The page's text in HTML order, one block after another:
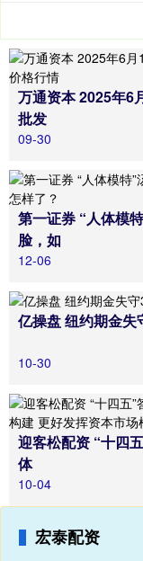
万通资本 2025年6
批发
09-30
第一证券 “人体模
脸，如
12-06
亿操盘 纽约期金
10-30
迎客松配资 “十四
体
10-04
宏泰配资